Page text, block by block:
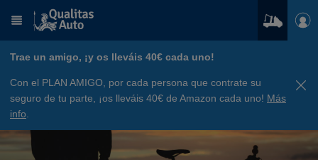
Trae un amigo, ¡y os lleváis 40€ cada uno!
Con el PLAN AMIGO, por cada persona que contrate su
seguro de tu parte, ¡os lleváis 40€ de Amazon cada uno! Más
info